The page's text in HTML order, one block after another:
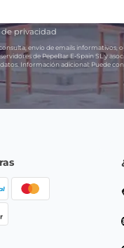
privacidad
envío de emails informativos,
de PepeBar E-Spain SL y
Información adicional:Puede